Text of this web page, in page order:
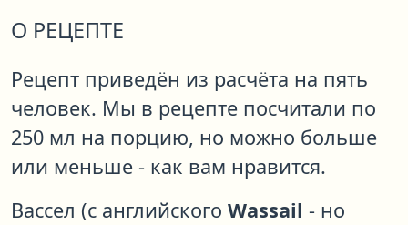
О РЕЦЕПТЕ
Рецепт приведён из расчёта на пять
человек. Мы в рецепте посчитали по
250 мл на порцию, но можно больше
или меньше - как вам нравится.
Вассел (с английского Wassail - но